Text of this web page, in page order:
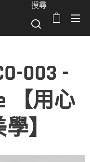
搜尋
003 -
【用心
】